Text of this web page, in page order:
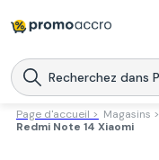
Magasins
Produits
Page d'accueil > Magasins >
Redmi Note 14 Xiaomi